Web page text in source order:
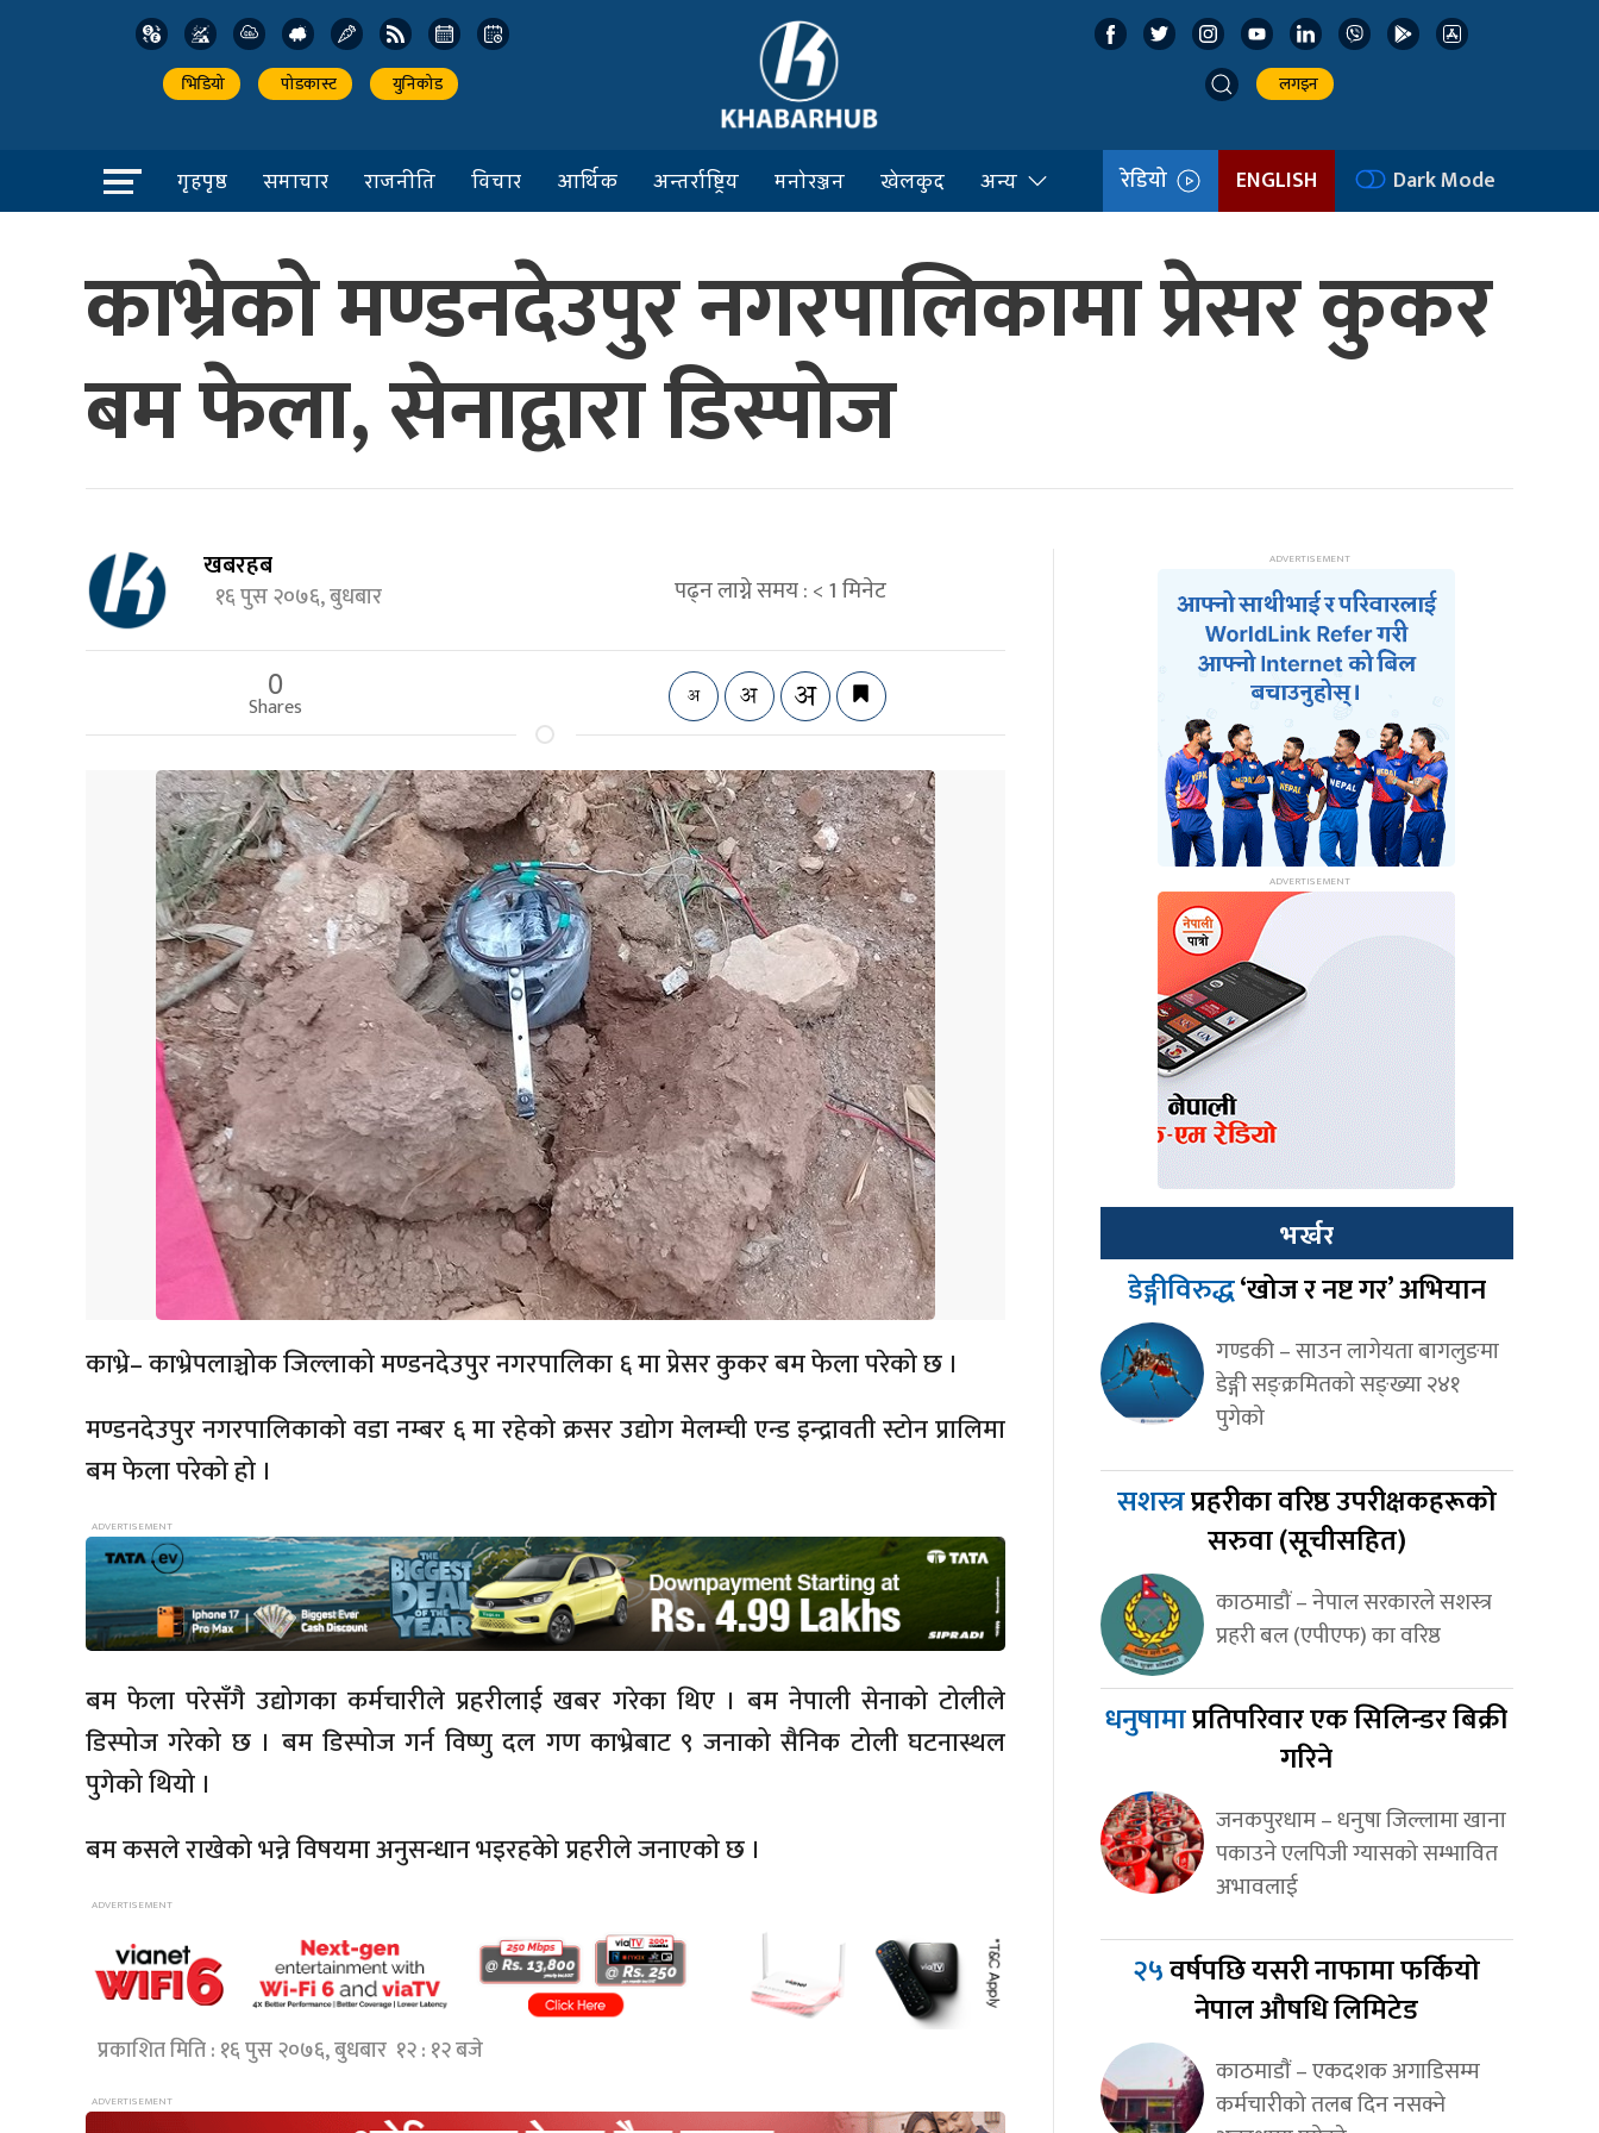
भिडियो पोडकास्ट युनिकोड लगइन
गृहपृष्ठ समाचार राजनीति विचार आर्थिक अन्तर्राष्ट्रिय मनोरञ्जन खेलकुद अन्य रेडियो ENGLISH Dark Mode
काभ्रेको मण्डनदेउपुर नगरपालिकामा प्रेसर कुकर
बम फेला, सेनाद्वारा डिस्पोज
खबरहब
१६ पुस २०७६, बुधबार पढ्न लाग्ने समय :< 1मिनेट
0
Shares
काभ्रे– काभ्रेपलाञ्चोक जिल्लाको मण्डनदेउपुर नगरपालिका ६ मा प्रेसर कुकर बम फेला परेको छ ।
मण्डनदेउपुर नगरपालिकाको वडा नम्बर ६ मा रहेको क्रसर उद्योग मेलम्ची एन्ड इन्द्रावती स्टोन प्रालिमा
बम फेला परेको हो ।
बम फेला परेसँगै उद्योगका कर्मचारीले प्रहरीलाई खबर गरेका थिए । बम नेपाली सेनाको टोलीले
डिस्पोज गरेको छ । बम डिस्पोज गर्न विष्णु दल गण काभ्रेबाट ९ जनाको सैनिक टोली घटनास्थल
पुगेको थियो ।
बम कसले राखेको भन्ने विषयमा अनुसन्धान भइरहकेो प्रहरीले जनाएको छ ।
प्रकाशित मिति : १६ पुस २०७६, बुधबार १२ : १२ बजे
भर्खर
डेङ्गीविरुद्ध‘खोज र नष्ट गर’ अभियान
गण्डकी – साउन लागेयता बागलुङमा
डेङ्गी सङ्क्रमितको सङ्ख्या २४१
पुगेको
सशस्त्रप्रहरीका वरिष्ठ उपरीक्षकहरूको
सरुवा (सूचीसहित)
काठमाडौं – नेपाल सरकारले सशस्त्र
प्रहरी बल (एपीएफ) का वरिष्ठ
धनुषामाप्रतिपरिवार एक सिलिन्डर बिक्री
गरिने
जनकपुरधाम – धनुषा जिल्लामा खाना
पकाउने एलपिजी ग्यासको सम्भावित
अभावलाई
२५वर्षपछि यसरी नाफामा फर्कियो
नेपाल औषधि लिमिटेड
काठमाडाैं – एकदशक अगाडिसम्म
कर्मचारीको तलब दिन नसक्ने